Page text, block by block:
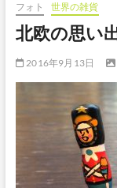
フォト 世界の雑貨
北欧の思い
2016年9月13日